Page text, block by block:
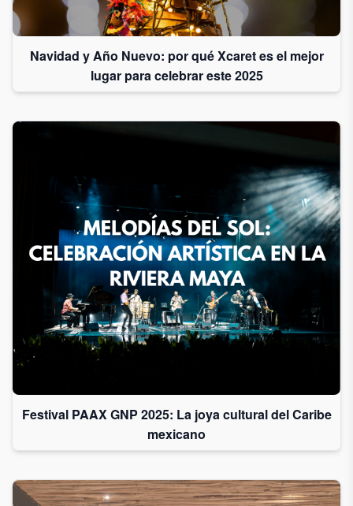
Navidad y Año Nuevo: por qué Xcaret es el mejor
lugar para celebrar este 2025
Festival PAAX GNP 2025: La joya cultural del Caribe
mexicano